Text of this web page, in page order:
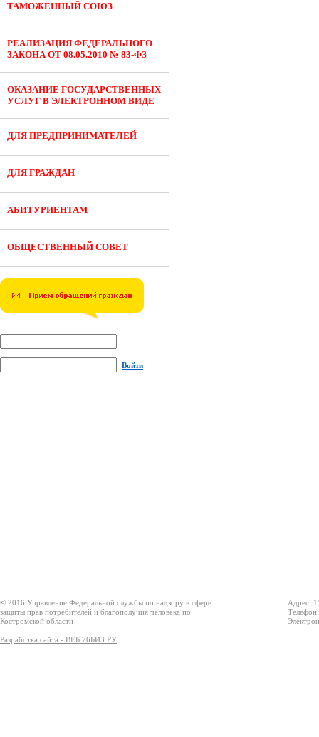
ТАМОЖЕННЫЙ СОЮЗ
РЕАЛИЗАЦИЯ ФЕДЕРАЛЬНОГО
ЗАКОНА ОТ 08.05.2010 № 83-ФЗ
ОКАЗАНИЕ ГОСУДАРСТВЕННЫХ
УСЛУГ В ЭЛЕКТРОННОМ ВИДЕ
ДЛЯ ПРЕДПРИНИМАТЕЛЕЙ
ДЛЯ ГРАЖДАН
АБИТУРИЕНТАМ
ОБЩЕСТВЕННЫЙ СОВЕТ
Войти
© 2016 Управление Федеральной службы по надзору в сфере
защиты прав потребителей и благополучия человека по
Костромской области
Разработка сайта - ВЕБ.76БИЗ.РУ
Адрес: